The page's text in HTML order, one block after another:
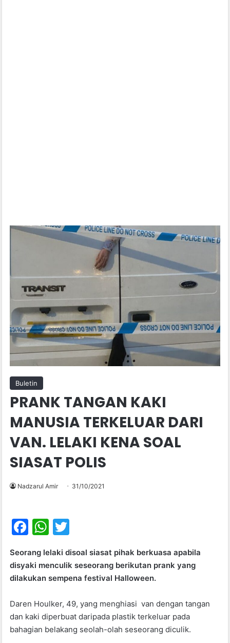
Buletin
PRANK TANGAN KAKI
MANUSIA TERKELUAR DARI
VAN. LELAKI KENA SOAL
SIASAT POLIS
Nadzarul Amir 31/10/2021
F
c
e
o
o
W
at
s
p
p
itt
er
Seorang lelaki disoal siasat pihak berkuasa apabila
disyaki menculik seseorang berikutan prank yang
dilakukan sempena festival Halloween.
Daren Houlker, 49, yang menghiasi van dengan tangan
dan kaki diperbuat daripada plastik terkeluar pada
bahagian belakang seolah-olah seseorang diculik.